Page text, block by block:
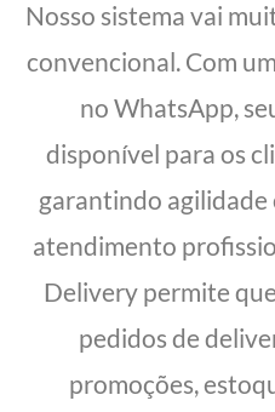
Nosso sistema vai
convencional. Com
no WhatsApp,
disponível para os
garantindo agilidade
atendimento
Delivery permite
pedidos de
promoções,